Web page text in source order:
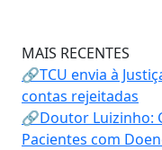
MAIS RECENTES
🔗TCU envia à
contas rejeitadas
🔗Doutor Luizinho:
Pacientes com